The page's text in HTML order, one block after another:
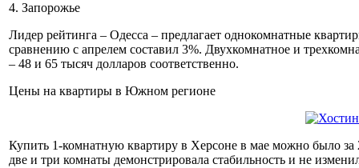
4. Запорожье
Лидер рейтинга – Одесса – предлагает однокомнатные
сравнению с апрелем составил 3%. Двухкомнатное и
– 48 и 65 тысяч долларов соответственно.
Цены на квартиры в Южном регионе
Купить 1-комнатную квартиру в Херсоне в мае можно было
две и три комнаты демонстрировала стабильность и не